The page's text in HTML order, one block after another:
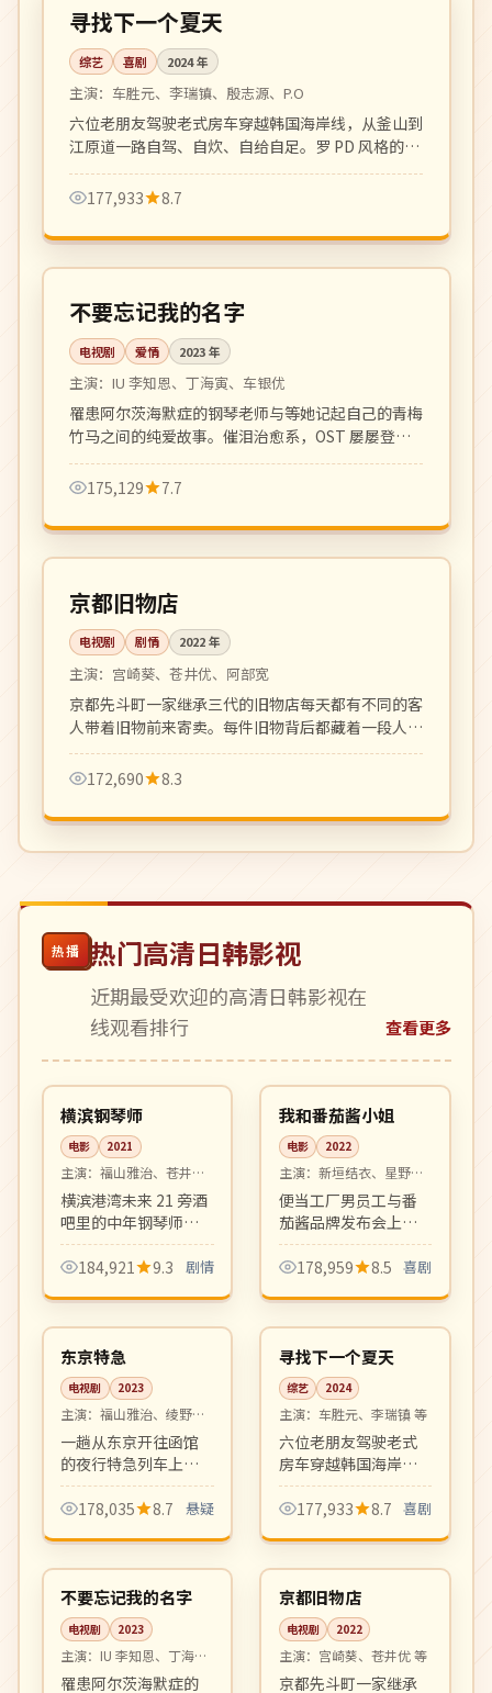
韩国
寻找下一个夏天
综艺 喜剧 2024年
主演： 车胜元、李瑞镇、殷志源、P.O
六位老朋友驾驶老式房车穿越韩国海岸线，从釜山到
江原道一路自驾、自炊、自给自足。罗 PD 风格的治
愈系慢综艺。
177,933
8.7
韩国
高分 全 14 集
不要忘记我的名字
电视剧 爱情 2023年
主演： IU 李知恩、丁海寅、车银优
罹患阿尔茨海默症的钢琴老师与等她记起自己的青梅
竹马之间的纯爱故事。催泪治愈系，OST 屡屡登顶
Melon 榜首。
175,129
7.7
日本
高分 全 12 集
京都旧物店
电视剧 剧情 2022年
主演： 宫崎葵、苍井优、阿部宽
京都先斗町一家继承三代的旧物店每天都有不同的客
人带着旧物前来寄卖。每件旧物背后都藏着一段人生
故事，温柔克制。
172,690
8.3
热播 热门高清日韩影视
近期最受欢迎的高清日韩影视在
线观看排行
查看更多
日本
高分 99:44
横滨钢琴师
电影 2021
主演： 福山雅治、苍井优
等
横滨港湾未来 21 旁酒
吧里的中年钢琴师与
漂泊归来的初恋的重
逢。爵士乐与海风交
乐章。
184,921 9.3 剧情
日本
高分 99:53
我和番茄酱小姐
电影 2022
主演： 新垣结衣、星野源
等
便当工厂男员工与番
茄酱品牌发布会上
的"番茄酱小姐"之间
荒诞而温暖的相遇。
奏轻盈对白可爱。
178,959 8.5 喜剧
日本
完结 08:36
东京特急
电视剧 2023
主演： 福山雅治、绫野刚
一趟从东京开往函馆
的夜行特急列车上发
生离奇命案，乘客身
份层层揭开。本格推
松本清张式氛围。
178,035 8.7 悬疑
韩国
热播 08:58
寻找下一个夏天
综艺 2024
主演： 车胜元、李瑞镇 等
六位老朋友驾驶老式
房车穿越韩国海岸
线，从釜山到江原道
一路自驾、自炊、自
治愈系慢综艺。
177,933 8.7 喜剧
韩国
高分 14:38
不要忘记我的名字
电视剧 2023
主演： IU 李知恩、丁海寅
罹患阿尔茨海默症的
日本
高分 12:45
京都旧物店
电视剧 2022
主演： 宫崎葵、苍井优 等
京都先斗町一家继承